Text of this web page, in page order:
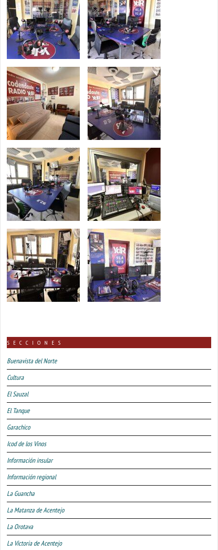
SECCIONES
Buenavista del Norte
Cultura
El Sauzal
El Tanque
Garachico
Icod de los Vinos
Información insular
Información regional
La Guancha
La Matanza de Acentejo
La Orotava
La Victoria de Acentejo